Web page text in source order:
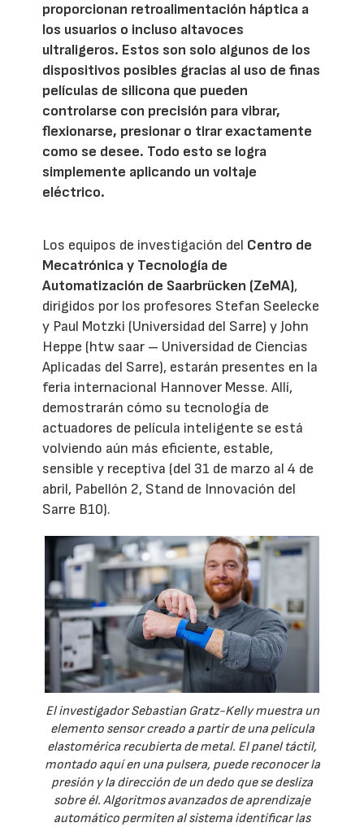
proporcionan retroalimentación háptica a
los usuarios o incluso altavoces
ultraligeros. Estos son solo algunos de los
dispositivos posibles gracias al uso de finas
películas de silicona que pueden
controlarse con precisión para vibrar,
flexionarse, presionar o tirar exactamente
como se desee. Todo esto se logra
simplemente aplicando un voltaje
eléctrico.
Los equipos de investigación del Centro de
Mecatrónica y Tecnología de
Automatización de Saarbrücken (ZeMA),
dirigidos por los profesores Stefan Seelecke
y Paul Motzki (Universidad del Sarre) y John
Heppe (htw saar – Universidad de Ciencias
Aplicadas del Sarre), estarán presentes en la
feria internacional Hannover Messe. Allí,
demostrarán cómo su tecnología de
actuadores de película inteligente se está
volviendo aún más eficiente, estable,
sensible y receptiva (del 31 de marzo al 4 de
abril, Pabellón 2, Stand de Innovación del
Sarre B10).
El investigador Sebastian Gratz-Kelly muestra un
elemento sensor creado a partir de una película
elastomérica recubierta de metal. El panel táctil,
montado aquí en una pulsera, puede reconocer la
presión y la dirección de un dedo que se desliza
sobre él. Algoritmos avanzados de aprendizaje
automático permiten al sistema identificar las